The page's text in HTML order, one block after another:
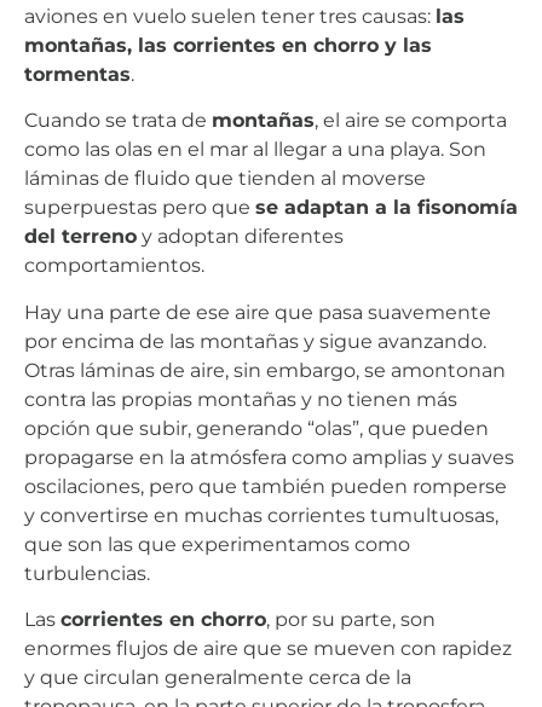
aviones en vuelo suelen tener tres causas: las
montañas, las corrientes en chorro y las
tormentas.
Cuando se trata de montañas, el aire se comporta
como las olas en el mar al llegar a una playa. Son
láminas de fluido que tienden al moverse
superpuestas pero que se adaptan a la fisonomía
del terreno y adoptan diferentes
comportamientos.
Hay una parte de ese aire que pasa suavemente
por encima de las montañas y sigue avanzando.
Otras láminas de aire, sin embargo, se amontonan
contra las propias montañas y no tienen más
opción que subir, generando “olas”, que pueden
propagarse en la atmósfera como amplias y suaves
oscilaciones, pero que también pueden romperse
y convertirse en muchas corrientes tumultuosas,
que son las que experimentamos como
turbulencias.
Las corrientes en chorro, por su parte, son
enormes flujos de aire que se mueven con rapidez
y que circulan generalmente cerca de la